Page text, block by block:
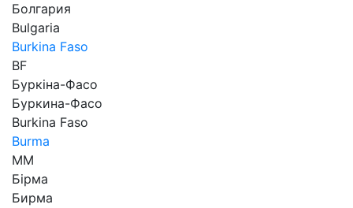
Болгария
Bulgaria
Burkina Faso
BF
Буркіна-Фасо
Буркина-Фасо
Burkina Faso
Burma
MM
Бірма
Бирма